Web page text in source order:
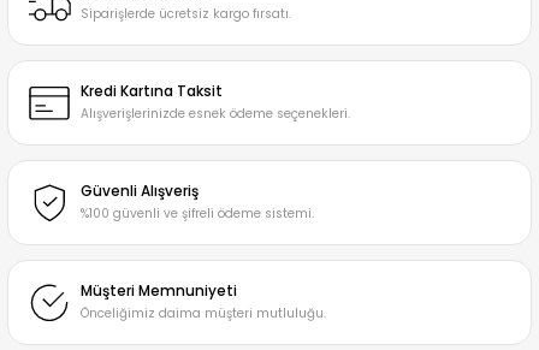
Siparişlerde ücretsiz kargo fırsatı.
Kredi Kartına Taksit
Alışverişlerinizde esnek ödeme seçenekleri.
Güvenli Alışveriş
%100 güvenli ve şifreli ödeme sistemi.
Müşteri Memnuniyeti
Önceliğimiz daima müşteri mutluluğu.